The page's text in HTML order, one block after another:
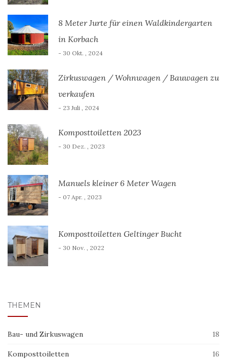
8 Meter Jurte für einen Waldkindergarten
in Korbach
- 30 Okt. , 2024
Zirkuswagen / Wohnwagen / Bauwagen zu
verkaufen
- 23 Juli , 2024
Komposttoiletten 2023
- 30 Dez. , 2023
Manuels kleiner 6 Meter Wagen
- 07 Apr. , 2023
Komposttoiletten Geltinger Bucht
- 30 Nov. , 2022
THEMEN
Bau- und Zirkuswagen 18
Komposttoiletten 16